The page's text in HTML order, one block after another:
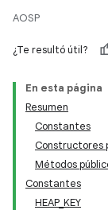
AOSP
¿Te resultó útil?
En esta página
Resumen
Constantes
Constructores
Métodos
Constantes
HEAP_KEY